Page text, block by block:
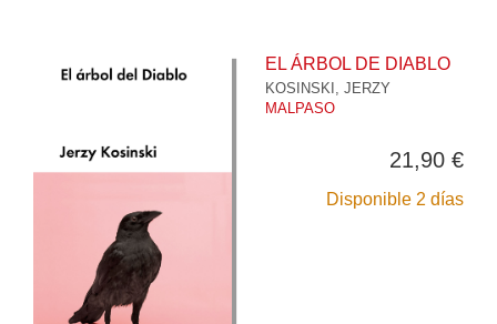
EL ÁRBOL DE DIABLO
KOSINSKI, JERZY
MALPASO
21,90 €
Disponible 2 días